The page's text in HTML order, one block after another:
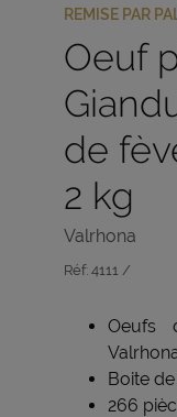
REMISE PAR
Oeuf
de
2 kg
Valrhona
Réf: 4111 /
Oeufs
Boite
266